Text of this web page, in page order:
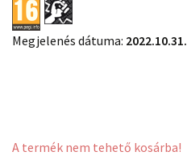
Megjelenés dátuma: 2022.10.31.
A termék nem tehető kosárba!